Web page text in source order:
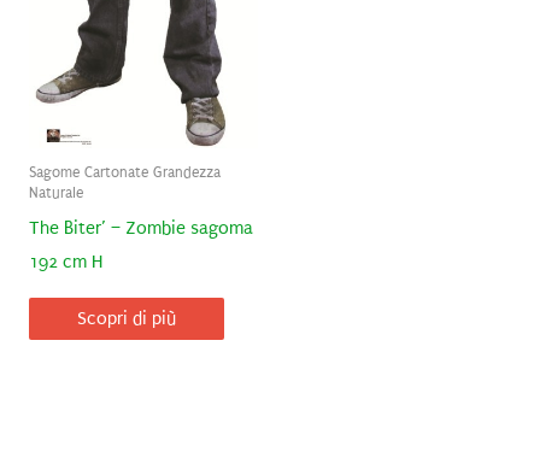
Sagome Cartonate Grandezza
Naturale
The Biter’ – Zombie sagoma
192 cm H
Scopri di più